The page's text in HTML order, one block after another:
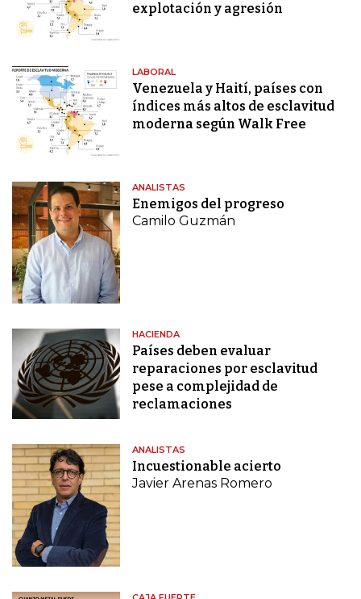
explotación y agresión
LABORAL
Venezuela y Haití, países con
índices más altos de esclavitud
moderna según Walk Free
ANALISTAS
Enemigos del progreso
Camilo Guzmán
HACIENDA
Países deben evaluar
reparaciones por esclavitud
pese a complejidad de
reclamaciones
ANALISTAS
Incuestionable acierto
Javier Arenas Romero